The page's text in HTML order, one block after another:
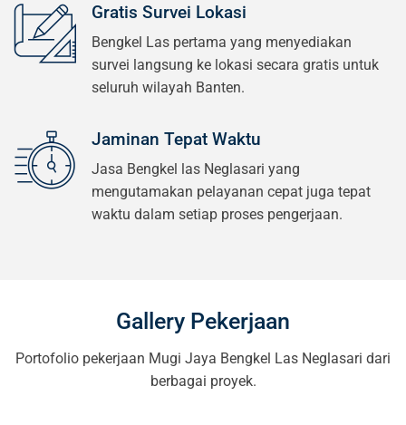
Gratis Survei Lokasi
Bengkel Las pertama yang menyediakan
survei langsung ke lokasi secara gratis untuk
seluruh wilayah Banten.
Jaminan Tepat Waktu
Jasa Bengkel las Neglasari yang
mengutamakan pelayanan cepat juga tepat
waktu dalam setiap proses pengerjaan.
Gallery Pekerjaan
Portofolio pekerjaan Mugi Jaya Bengkel Las Neglasari dari
berbagai proyek.